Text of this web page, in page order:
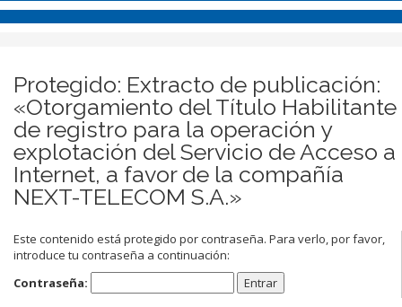
Protegido: Extracto de publicación:
«Otorgamiento del Título Habilitante
de registro para la operación y
explotación del Servicio de Acceso a
Internet, a favor de la compañía
NEXT-TELECOM S.A.»
Este contenido está protegido por contraseña. Para verlo, por favor,
introduce tu contraseña a continuación:
Contraseña: